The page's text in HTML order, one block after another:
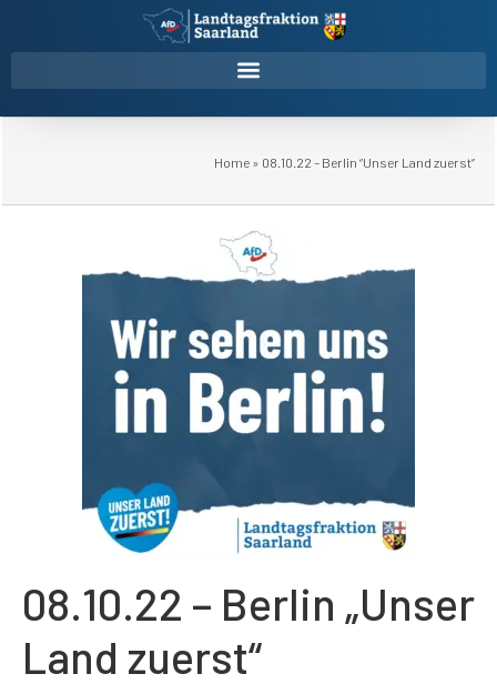
Home » 08.10.22 – Berlin “Unser Land zuerst”
08.10.22 – Berlin „Unser
Land zuerst“